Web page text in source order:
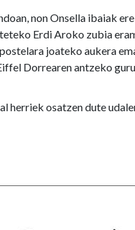
non Onsella ibaiak
Erdi Aroko zubia
joateko aukera
Dorrearen antzeko
herriek osatzen dute